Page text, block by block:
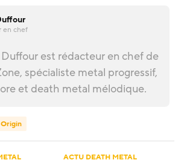
en chef
est rédacteur en chef de
spécialiste metal progressif,
et death metal mélodique.
Origin
ACTU DEATH METAL